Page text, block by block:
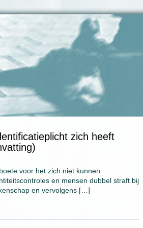
zich heeft
voor het zich niet kunnen
en mensen dubbel straft bij
en vervolgens […]